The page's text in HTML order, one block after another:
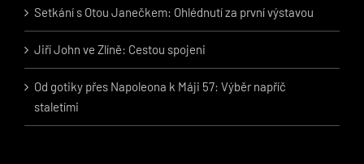
Setkání s Otou Janečkem: Ohlédnutí za první výstavou
Jiří John ve Zlíně: Cestou spojeni
Od gotiky přes Napoleona k Máji 57: Výběr napříč
staletími